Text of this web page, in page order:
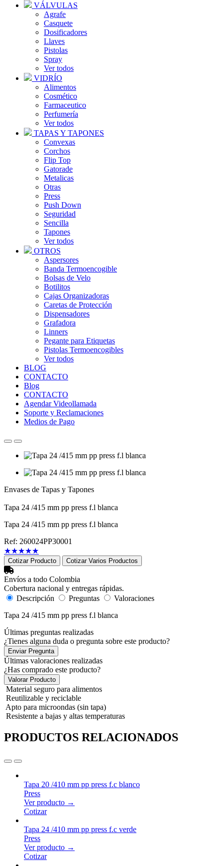
VÁLVULAS
Agrafe
Casquete
Dosificadores
Llaves
Pistolas
Spray
Ver todos
VIDRÍO
Alimentos
Cosmético
Farmaceutico
Perfumería
Ver todos
TAPAS Y TAPONES
Convexas
Corchos
Flip Top
Gatorade
Metalicas
Otras
Press
Push Down
Seguridad
Sencilla
Tapones
Ver todos
OTROS
Aspersores
Banda Termoencogible
Bolsas de Velo
Botilitos
Cajas Organizadoras
Caretas de Protección
Dispensadores
Grafadora
Linners
Pegante para Etiquetas
Pistolas Termoencogibles
Ver todos
BLOG
CONTACTO
Blog
CONTACTO
Agendar Videollamada
Soporte y Reclamaciones
Medios de Pago
Envases de Tapas y Tapones
Tapa 24 /415 mm pp press f.l blanca
Tapa 24 /415 mm pp press f.l blanca
Ref: 260024PP30001
★★★★★
Cotizar Producto Cotizar Varios Productos
Envíos a todo Colombia
Cobertura nacional y entregas rápidas.
Descripción
Preguntas
Valoraciones
Tapa 24 /415 mm pp press f.l blanca
Últimas preguntas realizadas
¿Tienes alguna duda o pregunta sobre este producto?
Enviar Pregunta
Últimas valoraciones realizadas
¿Has comprado este producto?
Valorar Producto
Material seguro para alimentos
Reutilizable y reciclable
Apto para microondas (sin tapa)
Resistente a bajas y altas temperaturas
PRODUCTOS RELACIONADOS
Tapa 20 /410 mm pp press f.c blanco
Press
Ver producto →
Cotizar
Tapa 24 /410 mm pp press f.c verde
Press
Ver producto →
Cotizar